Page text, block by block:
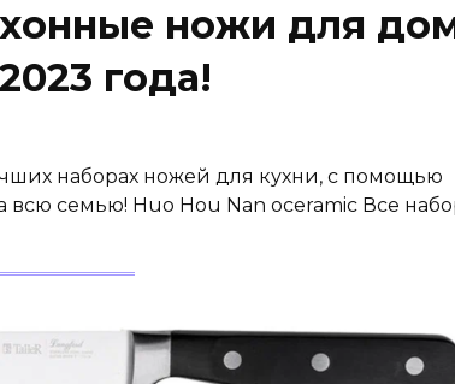
ножи для
года!
наборах ножей для кухни, с помощью
всю семью! Huo Hou Nan oceramic Все